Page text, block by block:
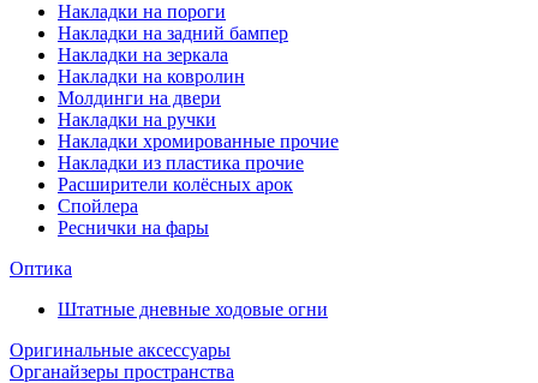
Накладки на пороги
Накладки на задний бампер
Накладки на зеркала
Накладки на ковролин
Молдинги на двери
Накладки на ручки
Накладки хромированные прочие
Накладки из пластика прочие
Расширители колёсных арок
Спойлера
Реснички на фары
Оптика
Штатные дневные ходовые огни
Оригинальные аксессуары
Органайзеры пространства